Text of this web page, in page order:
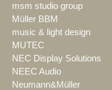
msm studio group
Müller BBM
music & light design
MUTEC
NEC Display Solutions
NEEC Audio
Neumann&Müller